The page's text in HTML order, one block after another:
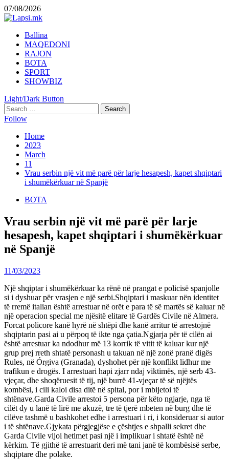
Skip
to
07/08/2026
Primary
Menu
Ballina
MAQEDONI
RAJON
BOTA
SPORT
SHOWBIZ
Light/Dark Button
Search
for:
Follow
Home
2023
March
11
Vrau serbin një vit më parë për larje hesapesh, kapet shqiptari
i shumëkërkuar në Spanjë
BOTA
Vrau serbin një vit më parë për larje
hesapesh, kapet shqiptari i shumëkërkuar
në Spanjë
11/03/2023
Një shqiptar i shumëkërkuar ka rënë në prangat e policisë spanjolle
si i dyshuar për vrasjen e një serbi.Shqiptari i maskuar nën identitet
të rremë italian është arrestuar në orët e para të së martës së kaluar në
një operacion special me njësitë elitare të Gardës Civile në Almera.
Forcat policore kanë hyrë në shtëpi dhe kanë arritur të arrestojnë
shqiptarin pasi ai u përpoq të ikte nga çatia.Ngjarja për të cilën ai
është arrestuar ka ndodhur më 13 korrik të vitit të kaluar kur një
grup prej rreth shtatë personash u takuan në një zonë pranë digës
Rules, në Órgiva (Granada), dyshohet për një konflikt lidhur me
trafikun e drogës. I arrestuari hapi zjarr ndaj viktimës, një serb 43-
vjeçar, dhe shoqëruesit të tij, një burrë 41-vjeçar të së njëjtës
kombësi, i cili kaloi disa ditë në spital, por i mbijetoi të
shtënave.Garda Civile arrestoi 5 persona për këto ngjarje, nga të
cilët dy u lanë të lirë me akuzë, tre të tjerë mbeten në burg dhe të
cilëve tashmë u bashkohet edhe i arrestuari i ri, i konsideruar si autor
i të shtënave.Gjykata përgjegjëse e çështjes e shpalli sekret dhe
Garda Civile vijoi hetimet pasi një i implikuar i shtatë është në
kërkim. Të gjithë të arrestuarit deri më tani janë të kombësisë serbe,
shqiptare dhe polake.